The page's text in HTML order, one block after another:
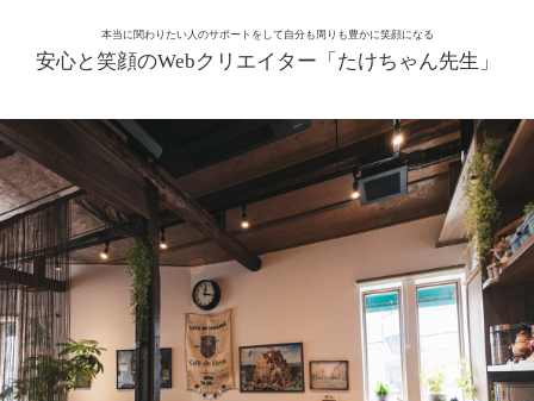
本当に関わりたい人のサポートをして自分も周りも豊かに笑顔になる
安心と笑顔のWebクリエイター「たけちゃん先生」